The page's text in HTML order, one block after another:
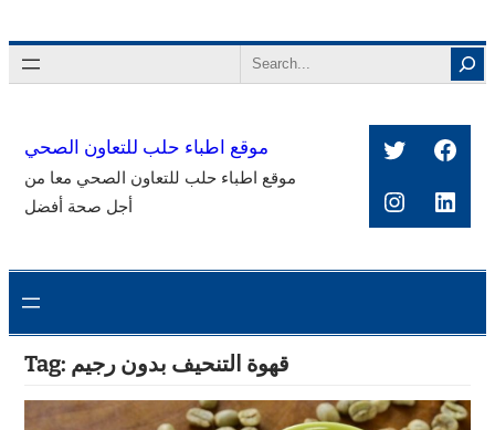
to
content
Search
موقع اطباء حلب للتعاون الصحي
موقع اطباء حلب للتعاون الصحي معا من
أجل صحة أفضل
Twitter
Tag: قهوة التنحيف بدون رجيم